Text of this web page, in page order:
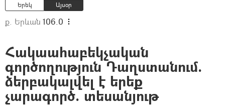
Երեկ Այսօր
ք. Երևան 106.0
Հակաահաբեկչական
գործողություն Դաղստանում.
ձերբակալվել է երեք
չարագործ. տեսանյութ